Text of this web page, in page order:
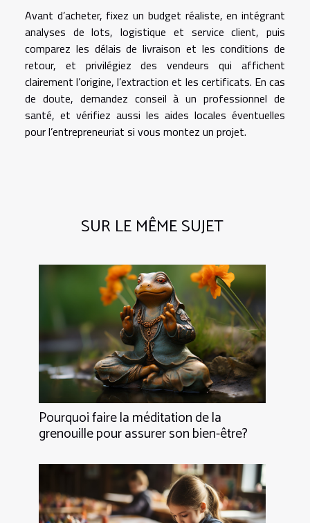
Avant d’acheter, fixez un budget réaliste, en intégrant
analyses de lots, logistique et service client, puis
comparez les délais de livraison et les conditions de
retour, et privilégiez des vendeurs qui affichent
clairement l’origine, l’extraction et les certificats. En cas
de doute, demandez conseil à un professionnel de
santé, et vérifiez aussi les aides locales éventuelles
pour l’entrepreneuriat si vous montez un projet.
SUR LE MÊME SUJET
Pourquoi faire la méditation de la
grenouille pour assurer son bien-être?